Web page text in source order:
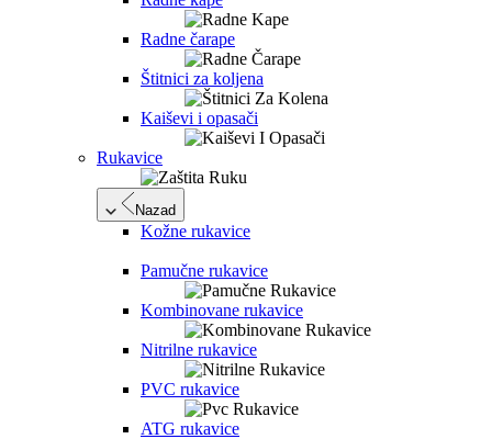
Radne čarape
Štitnici za koljena
Kaiševi i opasači
Rukavice
Nazad
Kožne rukavice
Pamučne rukavice
Kombinovane rukavice
Nitrilne rukavice
PVC rukavice
ATG rukavice